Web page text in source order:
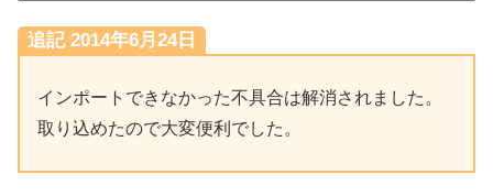
追記 2014年6月24日
インポートできなかった不具合は解消されました。
取り込めたので大変便利でした。